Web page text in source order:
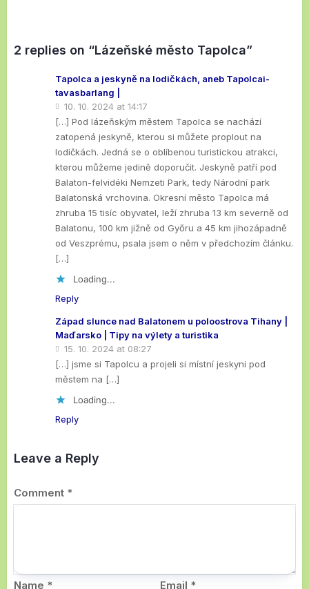
2 replies on “Lázeňské město Tapolca”
Tapolca a jeskyně na lodičkách, aneb Tapolcai-
tavasbarlang |
10. 10. 2024 at 14:17
[…] Pod lázeňským městem Tapolca se nachází
zatopená jeskyně, kterou si můžete proplout na
lodičkách. Jedná se o oblíbenou turistickou atrakci,
kterou můžeme jedině doporučit. Jeskyně patří pod
Balaton-felvidéki Nemzeti Park, tedy Národní park
Balatonská vrchovina. Okresní město Tapolca má
zhruba 15 tisíc obyvatel, leží zhruba 13 km severně od
Balatonu, 100 km jižně od Győru a 45 km jihozápadně
od Veszprému, psala jsem o něm v předchozím článku.
[…]
Loading...
Reply
Západ slunce nad Balatonem u poloostrova Tihany |
Maďarsko | Tipy na výlety a turistika
15. 10. 2024 at 08:27
[…] jsme si Tapolcu a projeli si místní jeskyni pod
městem na […]
Loading...
Reply
Leave a Reply
Comment *
Name * Email *